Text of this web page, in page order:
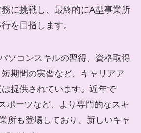
に挑戦し、最終的にA型事業所
を目指します。
ソコンスキルの習得、資格取得
期間の実習など、キャリアア
提供されています。近年で
ポーツなど、より専門的なスキ
所も登場しており、新しいキャ